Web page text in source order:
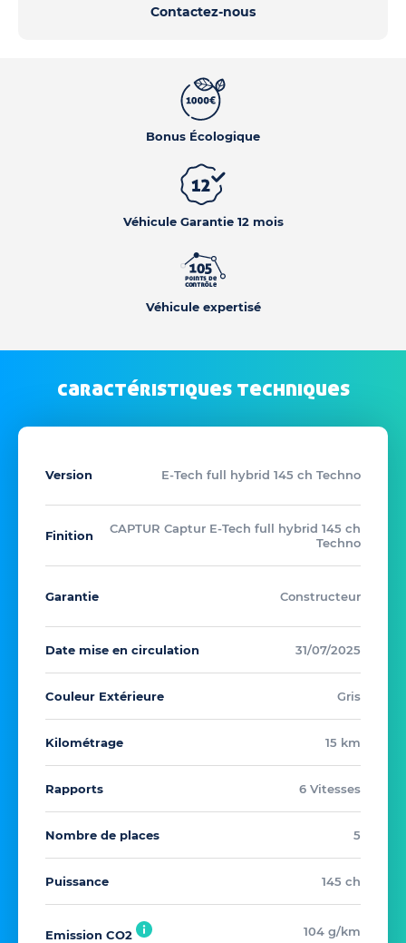
Bonus Écologique
Véhicule Garantie 12 mois
Véhicule expertisé
caractéristiques techniques
Version E-Tech full hybrid 145 ch Techno
Finition
CAPTUR Captur E-Tech full hybrid 145 ch
Techno
Garantie Constructeur
Date mise en circulation 31/07/2025
Couleur Extérieure Gris
Kilométrage 15 km
Rapports 6 Vitesses
Nombre de places 5
Puissance 145 ch
Emission CO2 104 g/km
Contactez-nous